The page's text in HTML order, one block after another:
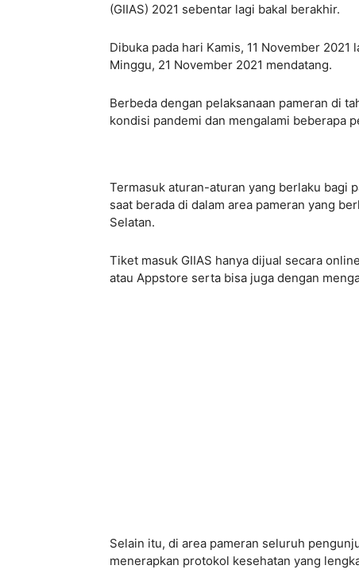
(GIIAS) 2021 sebentar lagi bakal berakhir.
Dibuka pada hari Kamis, 11 November
Minggu, 21 November 2021 mendatang.
Berbeda dengan pelaksanaan pameran di
kondisi pandemi dan mengalami beberapa
Termasuk aturan-aturan yang berlaku bagi
saat berada di dalam area pameran yang
Selatan.
Tiket masuk GIIAS hanya dijual secara
atau Appstore serta bisa juga dengan
Selain itu, di area pameran seluruh
menerapkan protokol kesehatan yang